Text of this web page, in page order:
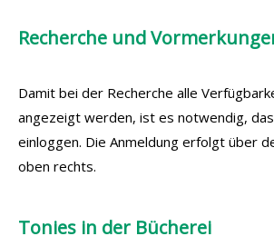
Recherche und
Damit bei der Recherche alle
angezeigt werden, ist es notwendig,
einloggen. Die Anmeldung erfolgt über
oben rechts.
Tonies in der Bücherei